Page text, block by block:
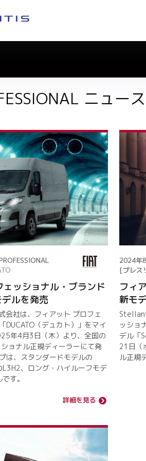
ニュース
ッショナル・ブランド
デルを発売
社は、フィアット プロフェ
DUCATO（デュカト）」をマイ
年4月3日（木）より、全国の
ョナル正規ディーラーにて発
は、スタンダードモデルの
、ロング・ハイルーフモデ
す。
詳細を見る
2024年
[プレス
フィ
新モ
ッショ
デル「
21日（
ル正規